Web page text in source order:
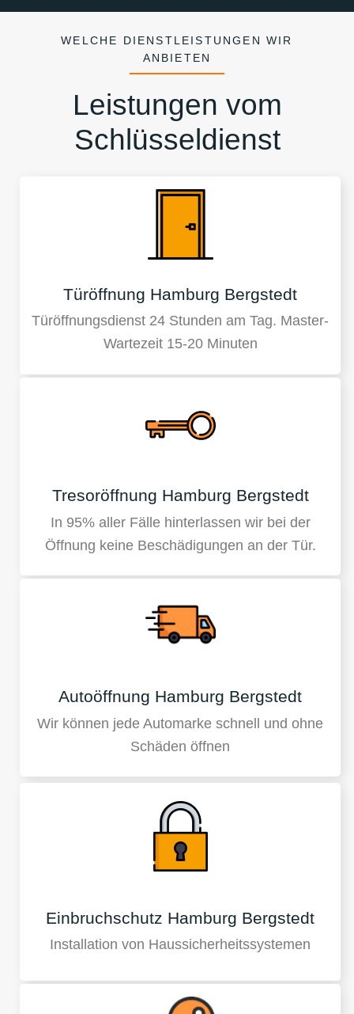
WELCHE DIENSTLEISTUNGEN WIR
ANBIETEN
Leistungen vom
Schlüsseldienst
Türöffnung Hamburg Bergstedt
Türöffnungsdienst 24 Stunden am Tag. Master-
Wartezeit 15-20 Minuten
Tresoröffnung Hamburg Bergstedt
In 95% aller Fälle hinterlassen wir bei der
Öffnung keine Beschädigungen an der Tür.
Autoöffnung Hamburg Bergstedt
Wir können jede Automarke schnell und ohne
Schäden öffnen
Einbruchschutz Hamburg Bergstedt
Installation von Haussicherheitssystemen